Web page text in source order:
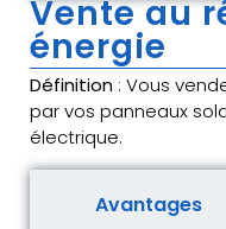
Vente au
énergie
Définition : Vous
par vos panneaux
électrique.
Avantages